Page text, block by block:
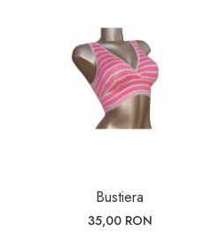
Bustiera
35,00 RON